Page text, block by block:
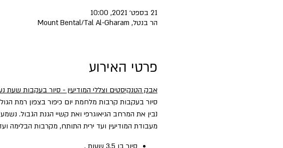
21 בספט׳ 2021, 10:00
הר בנטל, Mount Bental/Tal Al-Gharam
פרטי האירוע
אבק הטנקיסטים וצללי המודיעין - סיור בעקבות שעת
סיור בעקבות קרבות מלחמת יום כיפור בצפון רמת
נבין את המרחב הגיאוגרפי ואת קשיי הגנת הגבול.
מעבודת המודיעין ועד ירית התותח, מקרבות הבלימה